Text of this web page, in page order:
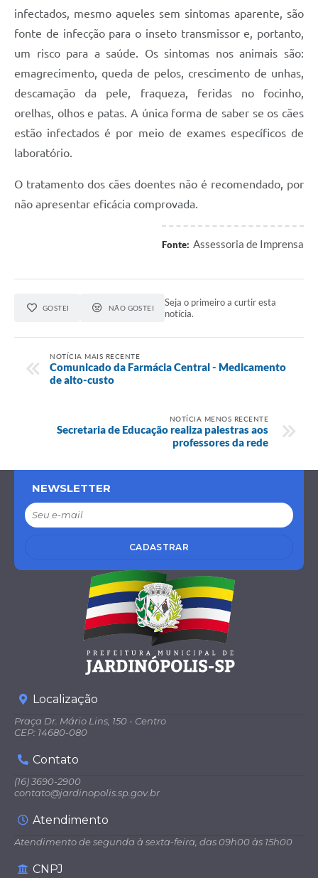
infectados, mesmo aqueles sem sintomas aparente, são
fonte de infecção para o inseto transmissor e, portanto,
um risco para a saúde. Os sintomas nos animais são:
emagrecimento, queda de pelos, crescimento de unhas,
descamação da pele, fraqueza, feridas no focinho,
orelhas, olhos e patas. A única forma de saber se os cães
estão infectados é por meio de exames específicos de
laboratório.
O tratamento dos cães doentes não é recomendado, por
não apresentar eficácia comprovada.
Fonte: Assessoria de Imprensa
GOSTEI NÃO GOSTEI
Seja o primeiro a curtir esta
notícia.
NOTÍCIA MAIS RECENTE
Comunicado da Farmácia Central - Medicamento
de alto-custo
NOTÍCIA MENOS RECENTE
Secretaria de Educação realiza palestras aos
professores da rede
NEWSLETTER
CADASTRAR
Localização
Praça Dr. Mário Lins, 150 - Centro
CEP: 14680-080
Contato
(16) 3690-2900
contato@jardinopolis.sp.gov.br
Atendimento
Atendimento de segunda à sexta-feira, das 09h00 às 15h00
CNPJ